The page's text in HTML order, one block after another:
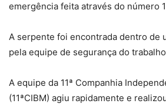
emergência feita através do número
A serpente foi encontrada dentro de
pela equipe de segurança do
A equipe da 11ª Companhia
(11ªCIBM) agiu rapidamente e